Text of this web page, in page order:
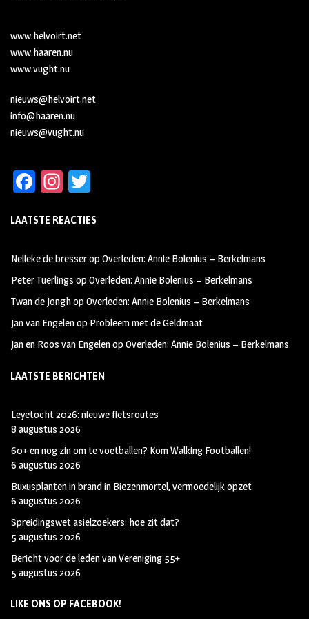
www.helvoirt.net
www.haaren.nu
www.vught.nu
nieuws@helvoirt.net
info@haaren.nu
nieuws@vught.nu
Fa
b
oo
k
In
ag
m
tt
LAATSTE REACTIES
Nelleke de bresseropOverleden: Annie Bolenius – Berkelmans
Peter Tuerlings opOverleden: Annie Bolenius – Berkelmans
Twan de JonghopOverleden: Annie Bolenius – Berkelmans
Jan van Engelenop Probleem met de Geldmaat
Jan en Roos van EngelenopOverleden: Annie Bolenius – Berkelmans
LAATSTE BERICHTEN
Leyetocht 2026: nieuwe fietsroutes
8 augustus 2026
60+ en nog zin om te voetballen? Kom Walking Footballen!
6 augustus 2026
Buxusplanten in brand in Biezenmortel, vermoedelijk opzet
6 augustus 2026
Spreidingswet asielzoekers: hoe zit dat?
5 augustus 2026
Bericht voor de leden van Vereniging 55+
5 augustus 2026
LIKE ONS OP FACEBOOK!